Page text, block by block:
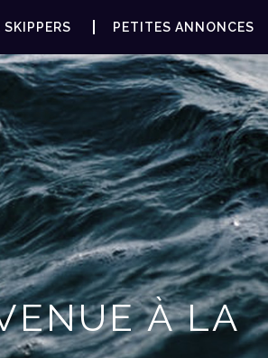
PETITES ANNONCES
À LA